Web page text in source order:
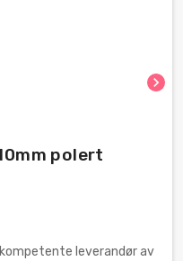
chevron_right
polert
kompetente leverandør av